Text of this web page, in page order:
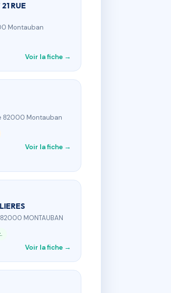
RUE
Montauban
Voir la fiche →
82000 Montauban
Voir la fiche →
MONTAUBAN
Voir la fiche →